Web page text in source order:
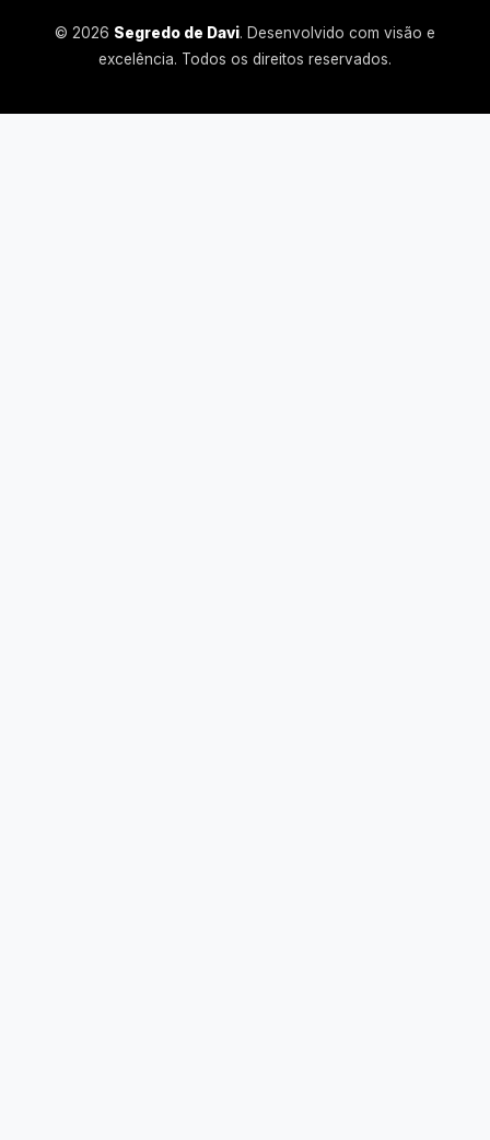
© 2026 Segredo de Davi. Desenvolvido com visão e
excelência. Todos os direitos reservados.